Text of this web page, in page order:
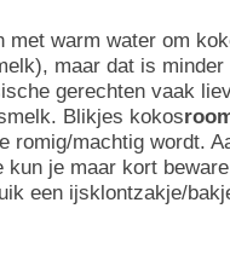
met warm water om
maar dat is
gerechten vaak
Blikjes kokos
romig/machtig wordt.
kun je maar kort
een ijsklontzakje/